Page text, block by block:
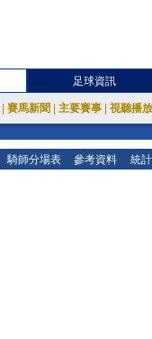
足球資訊
賽馬新聞 主要賽事 視聽播
騎師分場表 參考資料 統